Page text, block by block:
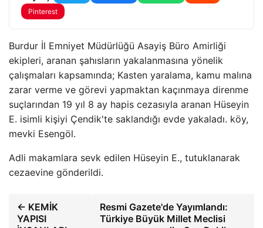
Pinterest
Burdur İl Emniyet Müdürlüğü Asayiş Büro Amirliği
ekipleri, aranan şahısların yakalanmasına yönelik
çalışmaları kapsamında; Kasten yaralama, kamu malına
zarar verme ve görevi yapmaktan kaçınmaya direnme
suçlarından 19 yıl 8 ay hapis cezasıyla aranan Hüseyin
E. isimli kişiyi Çendik'te saklandığı evde yakaladı. köy,
mevki Esengöl.
Adli makamlara sevk edilen Hüseyin E., tutuklanarak
cezaevine gönderildi.
← KEMİK
YAPISI
Resmi Gazete'de Yayımlandı:
Türkiye Büyük Millet Meclisi